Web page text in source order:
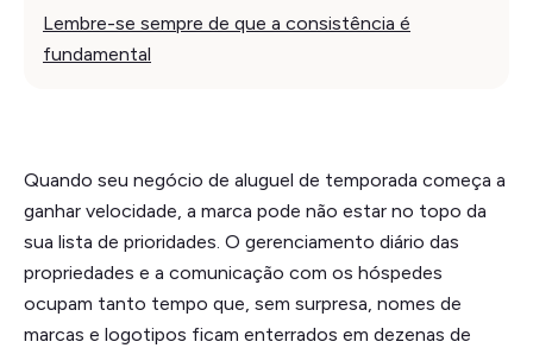
Lembre-se sempre de que a consistência é
fundamental
Quando seu negócio de aluguel de temporada começa a
ganhar velocidade, a marca pode não estar no topo da
sua lista de prioridades. O gerenciamento diário das
propriedades e a comunicação com os hóspedes
ocupam tanto tempo que, sem surpresa, nomes de
marcas e logotipos ficam enterrados em dezenas de